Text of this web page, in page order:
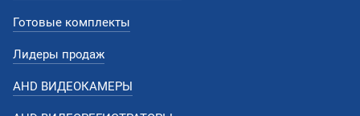
Готовые комплекты
Лидеры продаж
AHD ВИДЕОКАМЕРЫ